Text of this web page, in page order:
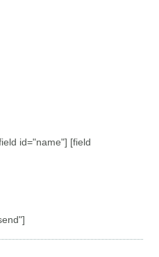
id="name"] [field